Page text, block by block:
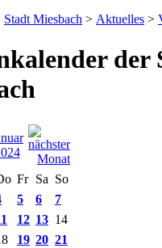
Stadt Miesbach > Aktuelles >
der
Fr Sa So
5 6
7
12 13 14
19 20 21